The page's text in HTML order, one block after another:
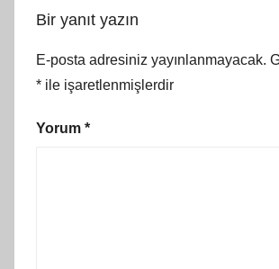
Bir yanıt yazın
E-posta adresiniz yayınlanmayacak.
* ile işaretlenmişlerdir
Yorum *